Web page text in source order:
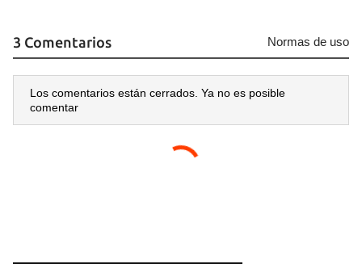
3 Comentarios Normas de uso
Los comentarios están cerrados. Ya no es posible
comentar